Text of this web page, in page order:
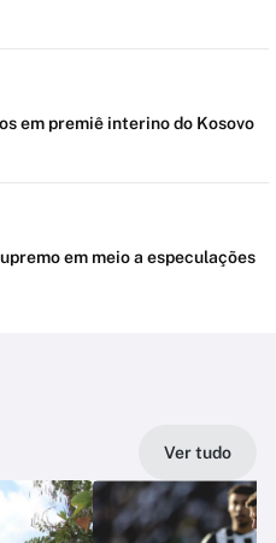
em premiê interino do Kosovo
em meio a especulações
Ver tudo